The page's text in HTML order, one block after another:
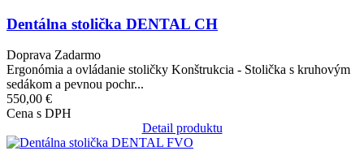
Dentálna stolička DENTAL CH
Doprava Zadarmo
Ergonómia a ovládanie stoličky Konštrukcia - Stolička s kruhovým
sedákom a pevnou pochr...
550,00 €
Cena s DPH
Detail produktu
Obrázok